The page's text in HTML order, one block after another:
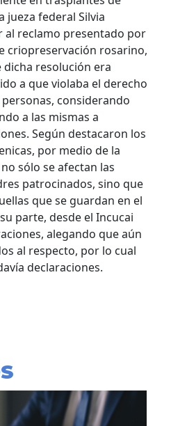
jueza federal Silvia
al reclamo presentado por
criopreservación rosarino,
resolución era
a que violaba el derecho
considerando
a las mismas a
Según destacaron los
por medio de la
sólo se afectan las
patrocinados, sino que
que se guardan en el
parte, desde el Incucai
alegando que aún
al respecto, por lo cual
declaraciones.